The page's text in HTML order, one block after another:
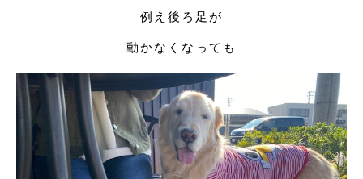
例え後ろ足が
動かなくなっても